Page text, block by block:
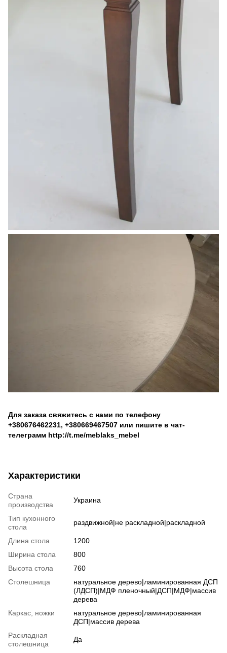
Для заказа свяжитесь с нами по телефону
+380676462231, +380669467507 или пишите в чат-
телеграмм http://t.me/meblaks_mebel
Характеристики
Страна
производства
Украина
Тип кухонного
стола
раздвижной|не раскладной|раскладной
Длина стола
1200
Ширина стола
800
Высота стола
760
Столешница
натуральное дерево|ламинированная ДСП
(ЛДСП)|МДФ пленочный|ДСП|МДФ|массив
дерева
Каркас, ножки
натуральное дерево|ламинированная
ДСП|массив дерева
Раскладная
столешница
Да